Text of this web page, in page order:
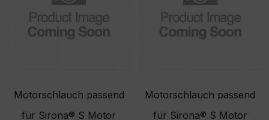
Motorschlauch passend
für Sirona® S Motor
Motorschlauch passend
für Sirona® S Motor